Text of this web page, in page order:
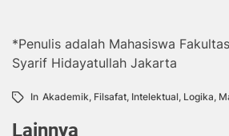
*Penulis adalah Mahasiswa
Syarif Hidayatullah Jakarta
In Akademik, Filsafat, Intelektual, Logika,
Lainnya